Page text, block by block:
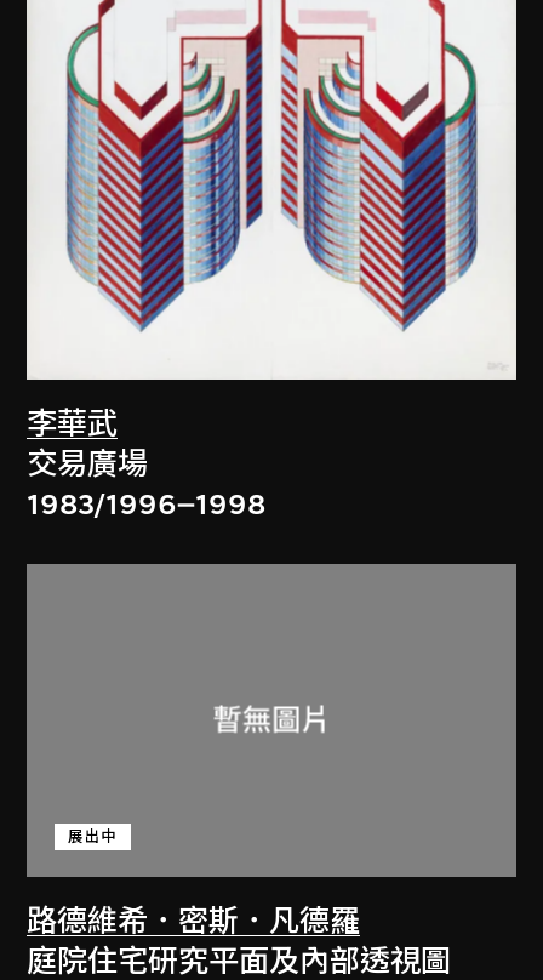
李華武
交易廣場
1983/1996–1998
路德維希．密斯．凡德羅
展出中
庭院住宅研究平面及內部透視圖